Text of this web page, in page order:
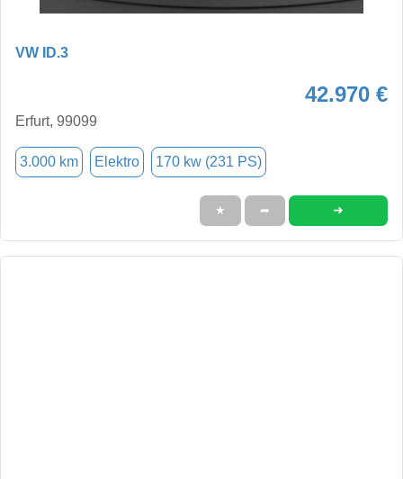
VW ID.3
42.970 €
Erfurt, 99099
3.000 km Elektro 170 kw (231 PS)
★ ➦ ➜